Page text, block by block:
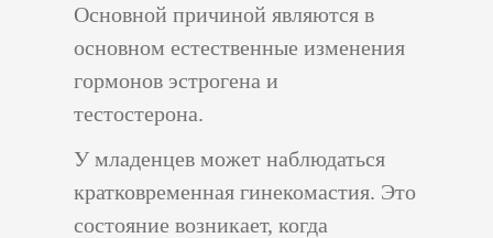
Основной причиной являются в
основном естественные изменения
гормонов эстрогена и
тестостерона.
У младенцев может наблюдаться
кратковременная гинекомастия. Это
состояние возникает, когда